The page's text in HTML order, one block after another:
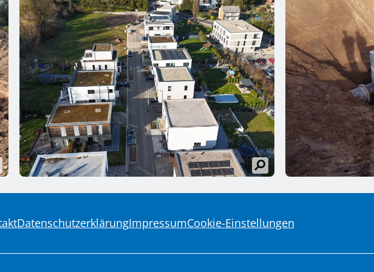
DatenschutzerklärungImpressumCookie-Einstellungen